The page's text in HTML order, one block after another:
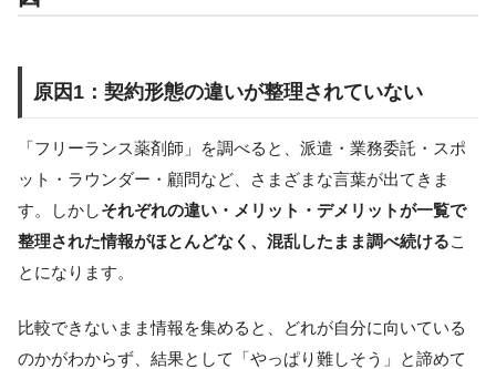
原因1：契約形態の違いが整理されていない
「フリーランス薬剤師」を調べると、派遣・業務委託・スポ
ット・ラウンダー・顧問など、さまざまな言葉が出てきま
す。しかしそれぞれの違い・メリット・デメリットが一覧で
整理された情報がほとんどなく、混乱したまま調べ続けるこ
とになります。
比較できないまま情報を集めると、どれが自分に向いている
のかがわからず、結果として「やっぱり難しそう」と諦めて